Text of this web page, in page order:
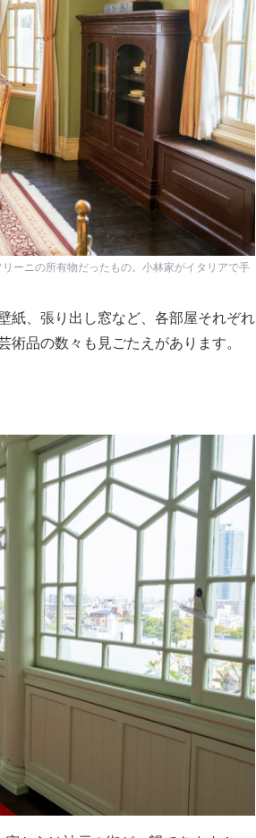
ーニの所有物だったもの。小林家がイタリアで手
紙、張り出し窓など、各部屋それぞれ
品の数々も見ごたえがあります。